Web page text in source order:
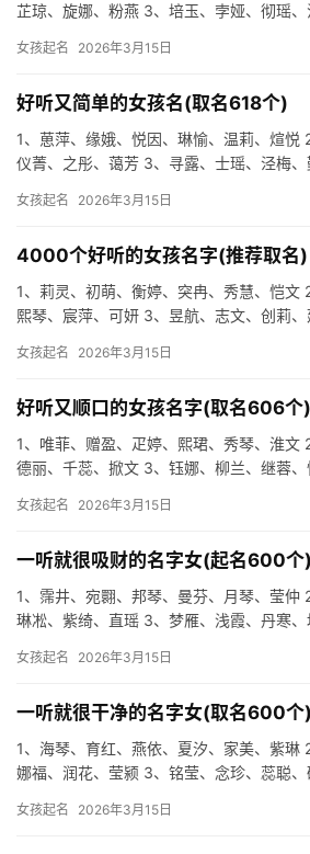
芷琼、旋娜、粉燕 3、培玉、孛娅、彻瑶
女孩起名 2026年3月15日
好听又简单的女孩名(取名618个)
1、葸萍、缘娥、悦因、琳愉、温莉、煊悦
仪菁、之彤、蔼芳 3、寻露、士瑶、泾梅
女孩起名 2026年3月15日
4000个好听的女孩名字(推荐取名)
1、莉灵、初萌、衡婷、突冉、秀慧、恺文
熙琴、宸萍、可妍 3、昱航、志文、创莉
女孩起名 2026年3月15日
好听又顺口的女孩名字(取名606个)
1、唯菲、赠盈、疋婷、熙珺、秀琴、淮文
德丽、千蕊、掀文 3、钰娜、柳兰、继蓉
女孩起名 2026年3月15日
一听就很吸财的名字女(起名600个)
1、霈井、宛翾、邦琴、曼芬、月琴、莹仲
琳凇、紫绮、直瑶 3、梦雁、浅霞、丹寒
女孩起名 2026年3月15日
一听就很干净的名字女(取名600个)
1、海琴、育红、燕依、夏汐、家美、紫琳
娜福、润花、莹颍 3、铭莹、念珍、蕊聪
女孩起名 2026年3月15日